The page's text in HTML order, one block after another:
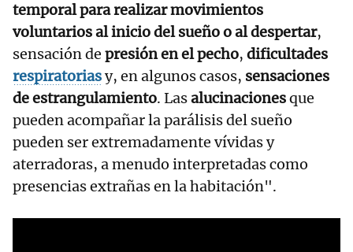
temporal para realizar movimientos
voluntarios al inicio del sueño o al despertar,
sensación de presión en el pecho, dificultades
respiratoriasy, en algunos casos, sensaciones
de estrangulamiento. Lasalucinacionesque
pueden acompañar la parálisis del sueño
pueden ser extremadamente vívidas y
aterradoras, a menudo interpretadas como
presencias extrañas en la habitación".